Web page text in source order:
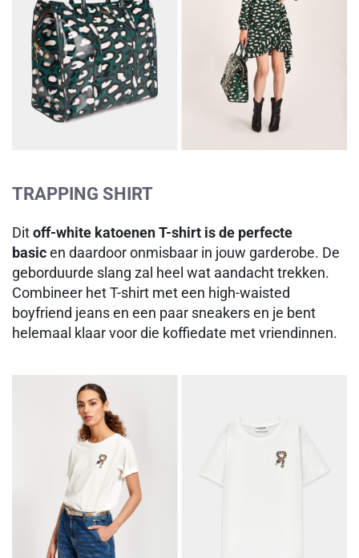
TRAPPING SHIRT
Ditoff-white katoenen T-shirt is de perfecte
basicen daardoor onmisbaar in jouw garderobe. De
geborduurde slang zal heel wat aandacht trekken.
Combineer het T-shirt met een high-waisted
boyfriend jeans en een paar sneakers en je bent
helemaal klaar voor die koffiedate met vriendinnen.